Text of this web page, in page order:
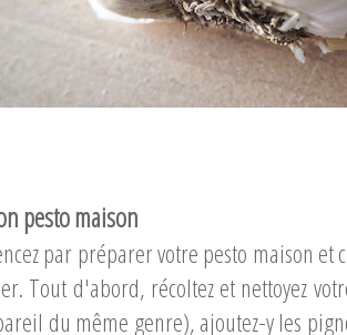
pesto maison
par préparer votre pesto maison
Tout d'abord, récoltez et nettoyez
du même genre), ajoutez-y les